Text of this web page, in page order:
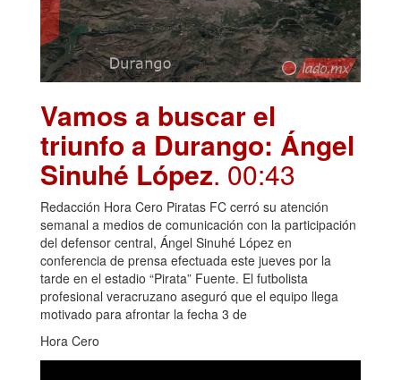
Vamos a buscar el
triunfo a Durango: Ángel
Sinuhé López. 00:43
Redacción Hora Cero Piratas FC cerró su atención
semanal a medios de comunicación con la participación
del defensor central, Ángel Sinuhé López en
conferencia de prensa efectuada este jueves por la
tarde en el estadio “Pirata” Fuente. El futbolista
profesional veracruzano aseguró que el equipo llega
motivado para afrontar la fecha 3 de
Hora Cero